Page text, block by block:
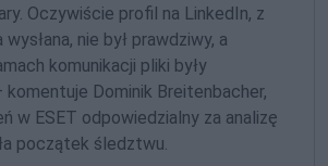
Oczywiście profil na LinkedIn, z
nie był prawdziwy, a
komunikacji pliki były
Dominik Breitenbacher,
w ESET odpowiedzialny za analizę
początek śledztwu.